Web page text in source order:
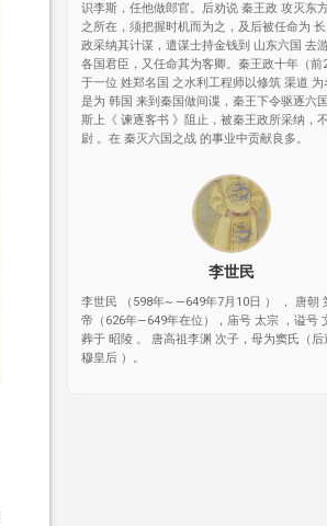
识李斯，任他做郎官。后劝说 秦王政 攻灭东
之所在，须把握时机而为之，及后被任命为
政采纳其计谋，遣谋士持金钱到 山东六国 去
各国君臣，又任命其为客卿。秦王政十年（前
于一位 姓郑名国 之水利工程师以修筑 渠道 为
是为 韩国 来到秦国做间谍，秦王下令驱逐六
斯上《 谏逐客书 》阻止，被秦王政所采纳，
尉 。在 秦灭六国之战 的事业中贡献良多。
李世民
李世民 （598年~ —649年7月10日 ） ， 唐朝
帝（626年—649年在位），庙号 太宗 ，谥号
葬于 昭陵 。 唐高祖李渊 次子，母为窦氏（后
穆皇后 ）。